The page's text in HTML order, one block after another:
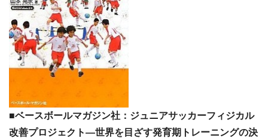
■ベースボールマガジン社：ジュニアサッカーフィジカル
改善プロジェクト―世界を目ざす発育期トレーニングの決